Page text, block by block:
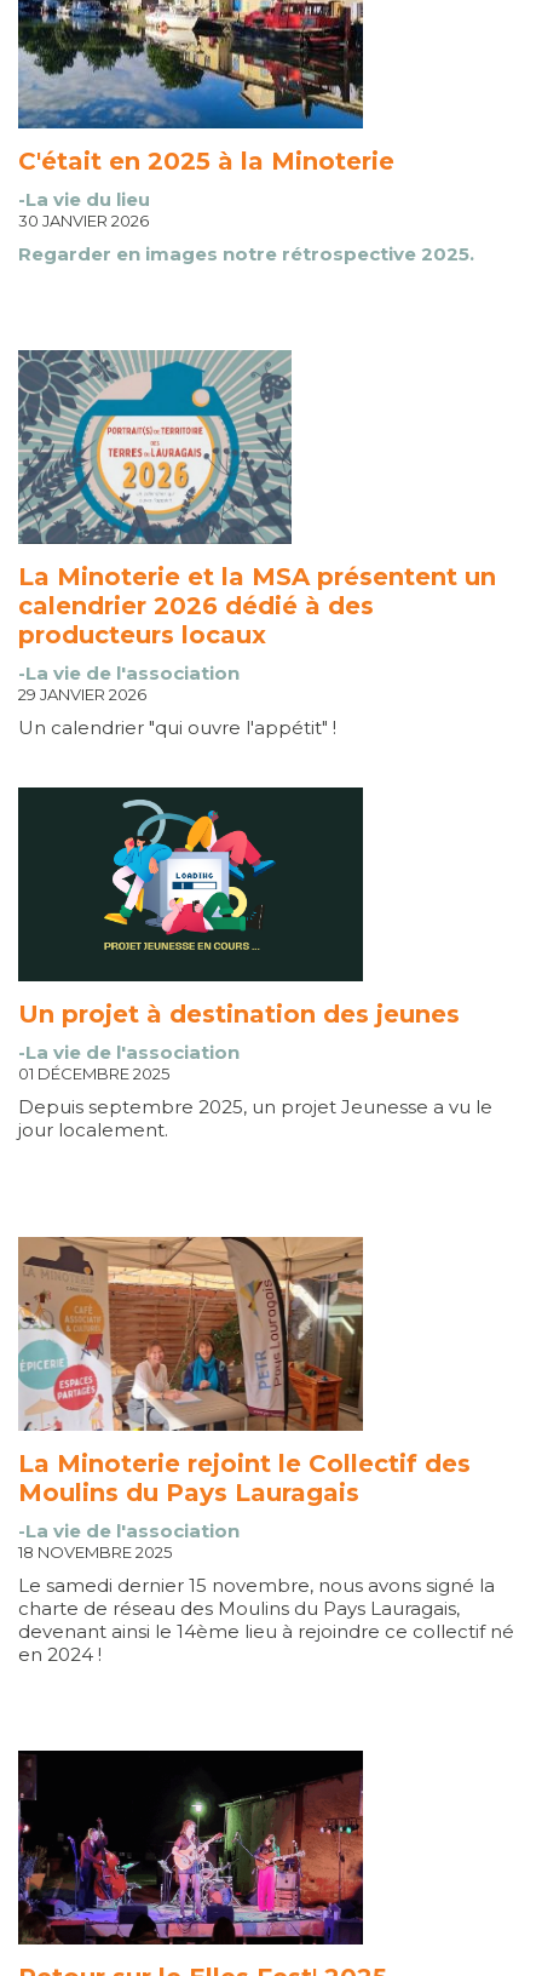
C'était en 2025 à la Minoterie
-La vie du lieu
30 JANVIER 2026
Regarder en images notre rétrospective 2025.
La Minoterie et la MSA présentent un
calendrier 2026 dédié à des
producteurs locaux
-La vie de l'association
29 JANVIER 2026
Un calendrier "qui ouvre l'appétit" !
Un projet à destination des jeunes
-La vie de l'association
01 DÉCEMBRE 2025
Depuis septembre 2025, un projet Jeunesse a vu le
jour localement.
La Minoterie rejoint le Collectif des
Moulins du Pays Lauragais
-La vie de l'association
18 NOVEMBRE 2025
Le samedi dernier 15 novembre, nous avons signé la
charte de réseau des Moulins du Pays Lauragais,
devenant ainsi le 14ème lieu à rejoindre ce collectif né
en 2024 !